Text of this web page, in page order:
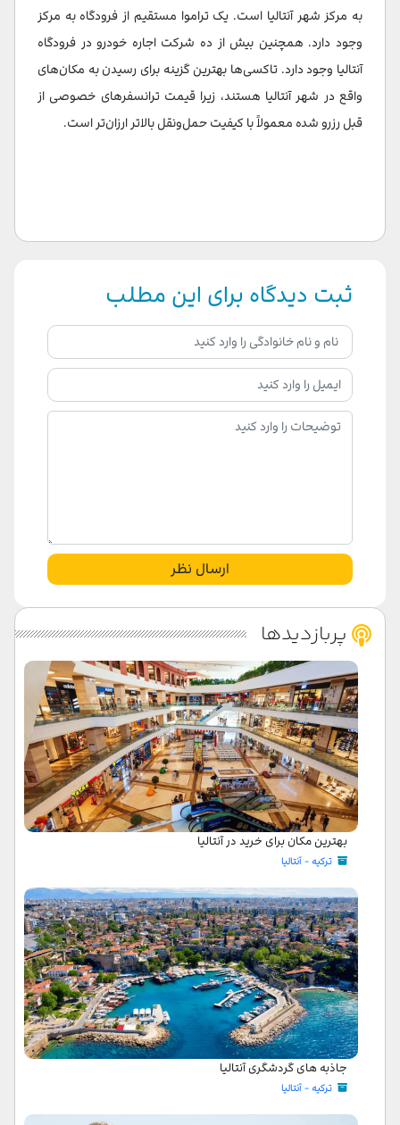
به مرکز شهر آنتالیا است. یک تراموا مستقیم از فرودگاه به مرکز
وجود دارد. همچنین بیش از ده شرکت اجاره خودرو در فرودگاه
آنتالیا وجود دارد. تاکسی‌ها بهترین گزینه برای رسیدن به مکان‌های
واقع در شهر آنتالیا هستند، زیرا قیمت ترانسفرهای خصوصی از
قبل رزرو شده معمولاً با کیفیت حمل‌ونقل بالاتر ارزان‌تر است.
ثبت دیدگاه برای این مطلب
ارسال نظر
پربازدیدها
بهترین مکان برای خرید در آنتالیا
ترکیه - آنتالیا
جاذبه های گردشگری آنتالیا
ترکیه - آنتالیا